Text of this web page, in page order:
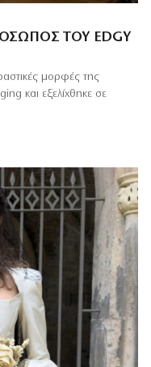
ΤΟΥ EDGY
μορφές της
και εξελίχθηκε σε